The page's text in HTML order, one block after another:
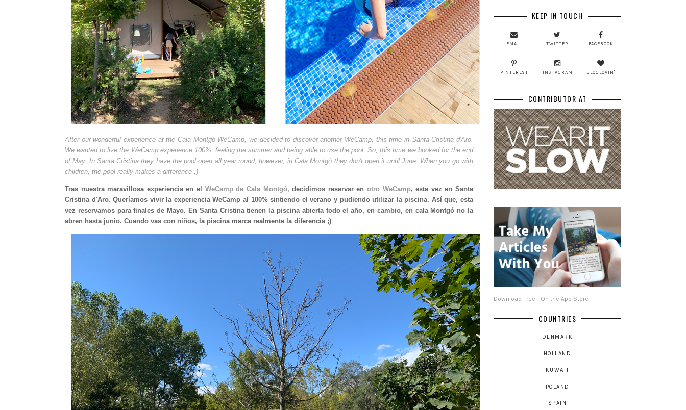
After our wonderful experience at the Cala Montgó WeCamp, we decided to discoveranother WeCamp, this time in Santa Cristina d'Aro.
We wanted to live the WeCamp experience 100%, feeling the summer and being able to use the pool. So, this time we booked for the end
of May. In Santa Cristina they have the pool open all year round, however, in Cala Montgó they don't open it until June. When you go with
children, the pool really makes a difference ;)
Tras nuestra maravillosa experiencia en el WeCamp de Cala Montgó, decidimos reservar en otro WeCamp, esta vez en Santa
Cristina d'Aro. Queríamos vivir la experiencia WeCamp al 100% sintiendo el verano y pudiendo utilizar la piscina. Así que, esta
vez reservamos para finales de Mayo. En Santa Cristina tienen la piscina abierta todo el año, en cambio, en cala Montgó no la
abren hasta junio. Cuando vas con niños, la piscina marca realmente la diferencia ;)
KEEP IN TOUCH
EMAIL TWITTER FACEBOOK
PINTEREST INSTAGRAM BLOGLOVIN'
CONTRIBUTOR AT
Download Free - On the App Store
COUNTRIES
DENMARK
HOLLAND
KUWAIT
POLAND
SPAIN